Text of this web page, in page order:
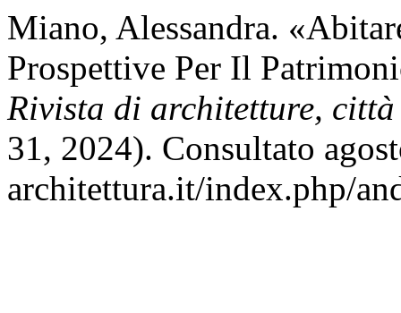
Miano, Alessandra.
Prospettive Per Il
Rivista di architetture,
31, 2024). Consultato
architettura.it/index.php/